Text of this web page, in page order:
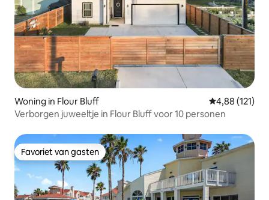
Woning in Flour Bluff Gemiddelde
4,88 (121)
Verborgen juweeltje in Flour Bluff voor 10 personen
Favoriet van gasten
Favoriet van gasten